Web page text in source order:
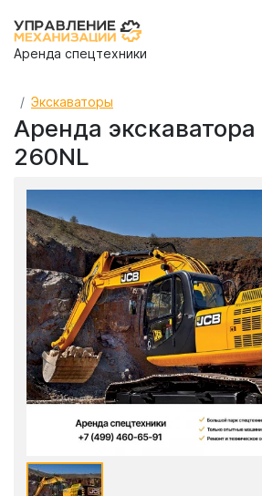
Аренда спецтехники
Экскаваторы
Аренда экскаватора
260NL